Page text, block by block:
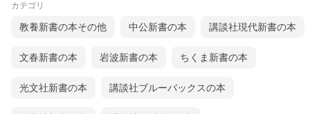
カテゴリ
教養新書の本その他 中公新書の本 講談社現代新書の本
文春新書の本 岩波新書の本 ちくま新書の本
光文社新書の本 講談社ブルーバックスの本